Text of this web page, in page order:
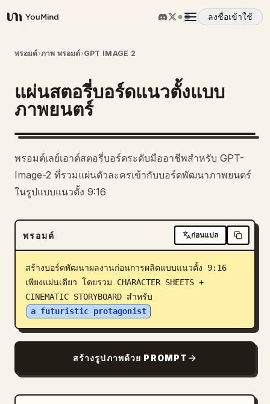
YouMind
ลงชื่อเข้าใช้
ภาพรวม
กรณีการใช้งาน
ทักษะ
พรอมต์
ดาวน์โหลด
บล็อก
อัปเดต
พรอมต์›ภาพ พรอมต์›GPT IMAGE 2
แผ่นสตอรี่บอร์ดแนวตั้งแบบ
ภาพยนตร์
พรอมต์เลย์เอาต์สตอรี่บอร์ดระดับมืออาชีพสำหรับ GPT-
Image-2 ที่รวมแผ่นตัวละครเข้ากับบอร์ดพัฒนาภาพยนตร์
ในรูปแบบแนวตั้ง 9:16
พรอมต์ ก่อนแปล
สร้างบอร์ดพัฒนาผลงานก่อนการผลิตแบบแนวตั้ง 9:16
เพียงแผ่นเดียว โดยรวม CHARACTER SHEETS +
CINEMATIC STORYBOARD สำหรับ
a futuristic protagonist
สร้างรูปภาพด้วย PROMPT